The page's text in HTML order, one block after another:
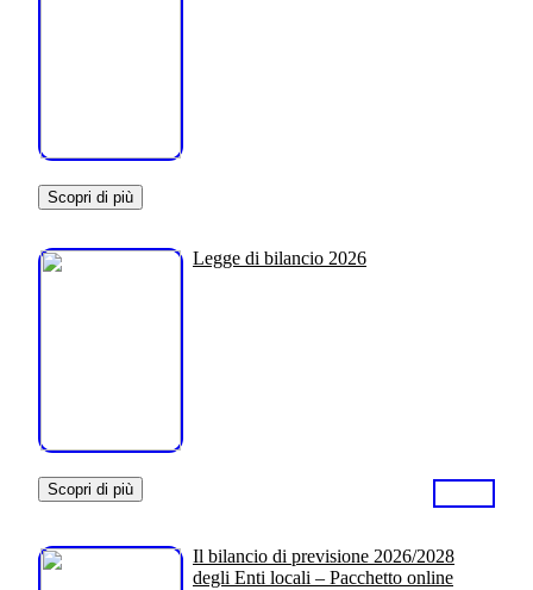
Scopri di più
Legge di bilancio 2026
Scopri di più
Il bilancio di previsione 2026/2028
degli Enti locali – Pacchetto online